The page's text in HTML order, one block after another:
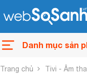
Danh mục sản
Trang chủ Tivi - Âm